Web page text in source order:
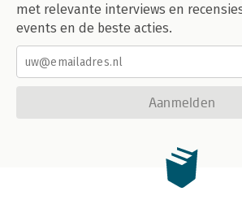
met relevante interviews en
events en de beste acties.
Aanmelden